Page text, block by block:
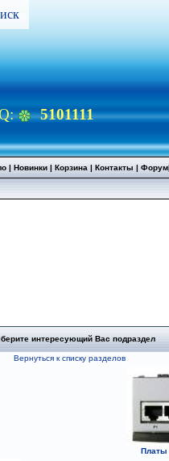
5101111
| Новинки| Корзина | Контакты | Форум
интересующий Вас подраздел
Вернуться к списку разделов
Платы